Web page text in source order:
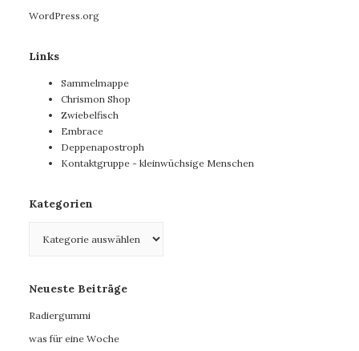
WordPress.org
Links
Sammelmappe
Chrismon Shop
Zwiebelfisch
Embrace
Deppenapostroph
Kontaktgruppe - kleinwüchsige Menschen
Kategorien
Neueste Beiträge
Radiergummi
was für eine Woche